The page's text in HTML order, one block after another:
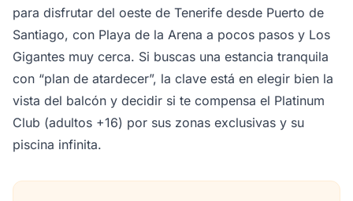
para disfrutar del oeste de Tenerife desde Puerto de
Santiago, con Playa de la Arena a pocos pasos y Los
Gigantes muy cerca. Si buscas una estancia tranquila
con “plan de atardecer”, la clave está en elegir bien la
vista del balcón y decidir si te compensa el Platinum
Club (adultos +16) por sus zonas exclusivas y su
piscina infinita.